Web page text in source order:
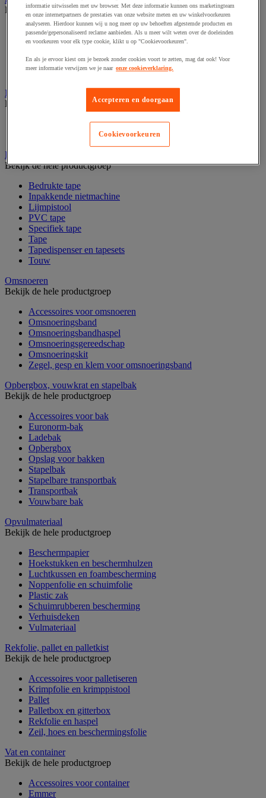
Bekijk de hele productgroep
Codeertang
Documentenhoes
Sjabloon
Verzendetiketten en dispensers
Inpaktafel met afroller
Bekijk de hele productgroep
Lijmen, nieten en hechten
Bekijk de hele productgroep
Bedrukte tape
Inpakkende nietmachine
Lijmpistool
PVC tape
Specifiek tape
Tape
Tapedispenser en tapesets
Touw
Omsnoeren
Bekijk de hele productgroep
Accessoires voor omsnoeren
Omsnoeringsband
Omsnoeringsbandhaspel
Omsnoeringsgereedschap
Omsnoeringskit
Zegel, gesp en klem voor omsnoeringsband
Opbergbox, vouwkrat en stapelbak
Bekijk de hele productgroep
Accessoires voor bak
Euronorm-bak
Ladebak
Opbergbox
Opslag voor bakken
Stapelbak
Stapelbare transportbak
Transportbak
Vouwbare bak
Opvulmateriaal
Bekijk de hele productgroep
Beschermpapier
Hoekstukken en beschermhulzen
Luchtkussen en foambescherming
Noppenfolie en schuimfolie
Plastic zak
Schuimrubberen bescherming
Verhuisdeken
Vulmateriaal
Rekfolie, pallet en palletkist
Bekijk de hele productgroep
Accessoires voor palletiseren
Krimpfolie en krimppistool
Pallet
Palletbox en gitterbox
Rekfolie en haspel
Zeil, hoes en beschermingsfolie
Vat en container
Bekijk de hele productgroep
Accessoires voor container
Emmer
informatie uitwisselen met uw browser. Met deze informatie kunnen ons marketingteam
en onze internetpartners de prestaties van onze website meten en uw winkelvoorkeuren
analyseren. Hierdoor kunnen wij u nog meer op uw behoeften afgestemde producten en
passende/gepersonaliseerd reclame aanbieden. Als u meer wilt weten over de doeleinden
en voorkeuren voor elk type cookie, klikt u op "Cookievoorkeuren".
En als je ervoor kiest om je bezoek zonder cookies voort te zetten, mag dat ook! Voor
meer informatie verwijzen we je naar onze cookieverklaring.
Accepteren en doorgaan
Cookievoorkeuren